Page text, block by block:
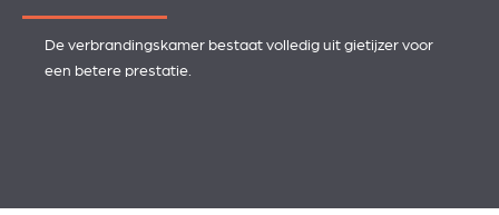
De verbrandingskamer bestaat volledig uit gietijzer voor
een betere prestatie.